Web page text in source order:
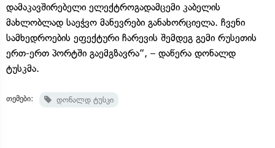
დამაკავშირებელი ელექტროგადამცემი კაბელის
მახლობლად საეჭვო მანევრები განახორციელა. ჩვენი
სამხედროების ეფექტური ჩარევის შემდეგ გემი რუსეთის
ერთ-ერთ პორტში გაემგზავრა“, – დაწერა დონალდ
ტუსკმა.
თემები: დონალდ ტუსკი